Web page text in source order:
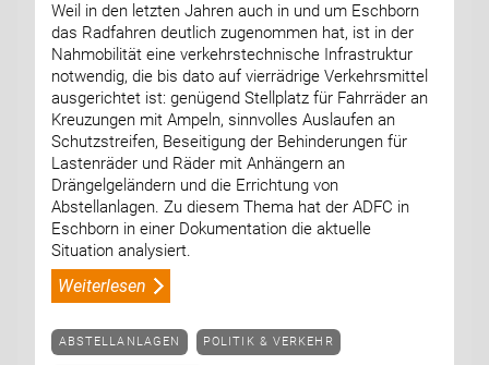
Weil in den letzten Jahren auch in und um Eschborn
das Radfahren deutlich zugenommen hat, ist in der
Nahmobilität eine verkehrstechnische Infrastruktur
notwendig, die bis dato auf vierrädrige Verkehrsmittel
ausgerichtet ist: genügend Stellplatz für Fahrräder an
Kreuzungen mit Ampeln, sinnvolles Auslaufen an
Schutzstreifen, Beseitigung der Behinderungen für
Lastenräder und Räder mit Anhängern an
Drängelgeländern und die Errichtung von
Abstellanlagen. Zu diesem Thema hat der ADFC in
Eschborn in einer Dokumentation die aktuelle
Situation analysiert.
Weiterlesen
ABSTELLANLAGEN POLITIK & VERKEHR